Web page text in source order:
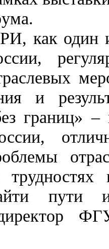
как один
и
границ» –
пути
директор